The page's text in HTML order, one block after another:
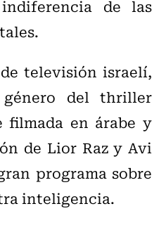
de las
televisión israelí,
del thriller
en árabe y
de Lior Raz y Avi
programa sobre
inteligencia.